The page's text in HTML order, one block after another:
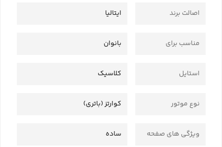
اصالت برند ایتالیا
مناسب برای بانوان
استایل کلاسیک
نوع موتور کوارتز (باتری)
ویژگی های صفحه ساده